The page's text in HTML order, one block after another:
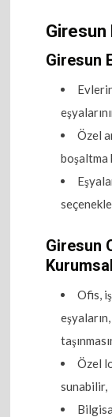
Giresun
Özel
boşaltma
Giresun
Ofis,
Özel
sunabilir,